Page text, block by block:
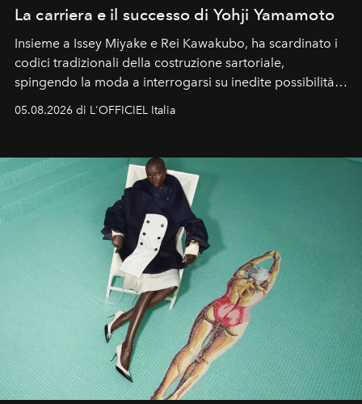
La carriera e il successo di Yohji Yamamoto
Insieme a Issey Miyake e Rei Kawakubo, ha scardinato i
codici tradizionali della costruzione sartoriale,
spingendo la moda a interrogarsi su inedite possibilità
formali e a ridefinire il concetto stesso di silhouette.
un’impronta indelebile nella storia della moda.
05.08.2026 di L'OFFICIEL Italia